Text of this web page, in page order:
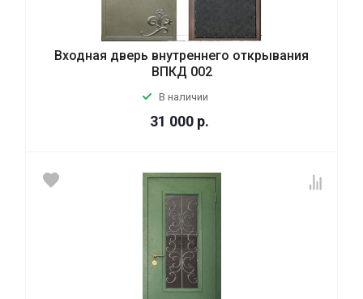
Входная дверь внутреннего открывания
ВПКД 002
В наличии
31 000 р.